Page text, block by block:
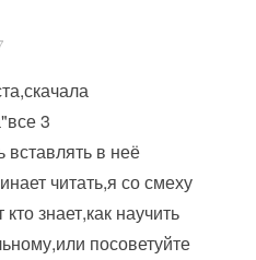
3
вставлять в неё
читать,я со смеху
знает,как научить
посоветуйте